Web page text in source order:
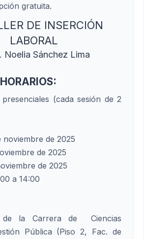
gratuita.
DE INSERCIÓN
LABORAL
Noelia Sánchez Lima
(cada sesión de 2
noviembre de 2025
de 2025
de 2025
a 14:00
de la Carrera de Ciencias
Pública (Piso 2, Fac. de